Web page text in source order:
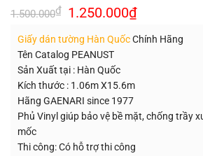
1.500.000₫ Giá
gốc
1.500.000₫.
1.250.000₫Giá
hiện
là:
Giấy dán tường Hàn QuốcChính Hãng
Tên Catalog PEANUST
Sản Xuất tại : Hàn Quốc
Kích thước : 1.06m X15.6m
Hãng GAENARI since 1977
Phủ Vinyl giúp bảo vệ bề mặt, chống trầy
mốc
Thi công: Có hỗ trợ thi công